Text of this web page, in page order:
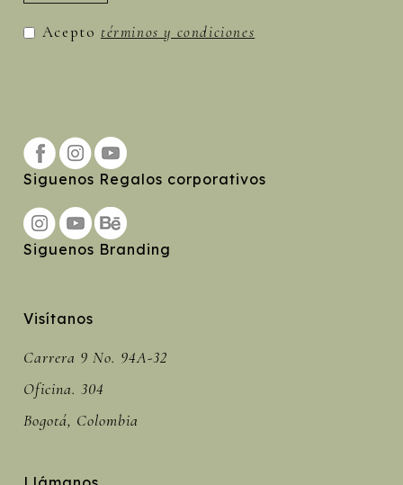
Acepto términos y condiciones
Siguenos Regalos corporativos
Siguenos Branding
Visítanos
Carrera 9 No. 94A-32
Oficina. 304
Bogotá, Colombia